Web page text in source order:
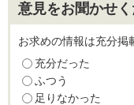
意見をお聞かせ
お求めの情報は充分掲
充分だった
ふつう
足りなかった